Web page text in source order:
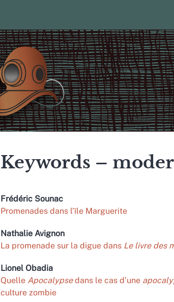
Keywords –
Frédéric Sounac
Promenades dans l’île Marguerite
Nathalie Avignon
La promenade sur la digue dans Le livre des
Lionel Obadia
Quelle Apocalypsedans le cas d’une
culture zombie